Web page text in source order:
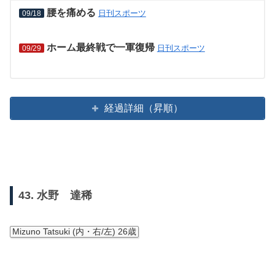
09/18 腰を痛める 日刊スポーツ
09/29 ホーム最終戦で一軍復帰 日刊スポーツ
経過詳細（昇順）
43. 水野 達稀
Mizuno Tatsuki (内・右/左) 26歳